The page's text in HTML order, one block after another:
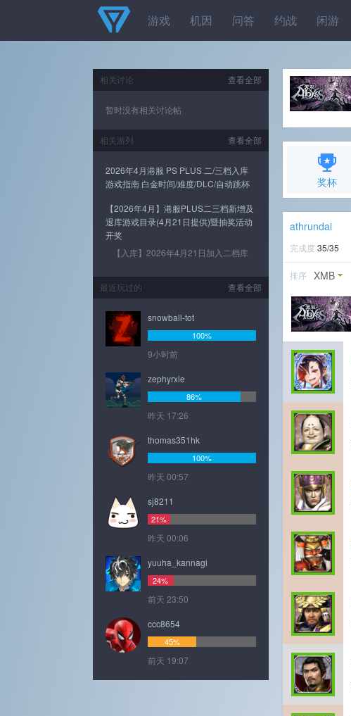
游戏 机因 问答 约战 闲游
奖杯
athrundai
完成度 35/35
排序 XMB
查看全部
相关讨论
暂时没有相关讨论帖
查看全部
相关游列
2026年4月港服 PS PLUS 二/三档入库
游戏指南 白金时间/难度/DLC/自动跳杯
【2026年4月】港服PLUS二三档新增及
退库游戏目录(4月21日提供)暨抽奖活动
开奖
【入库】2026年4月21日加入二档库
查看全部
最近玩过的
snowball-tot
100%
9小时前
zephyrxie
86%
昨天 17:26
thomas351hk
100%
昨天 00:57
sj8211
21%
昨天 00:06
yuuha_kannagi
24%
前天 23:50
ccc8654
45%
前天 19:07